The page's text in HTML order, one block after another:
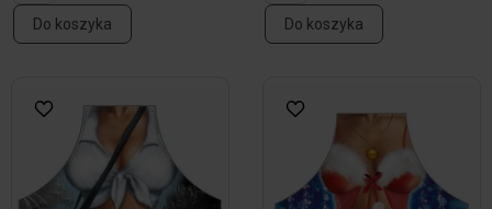
Do koszyka Do koszyka